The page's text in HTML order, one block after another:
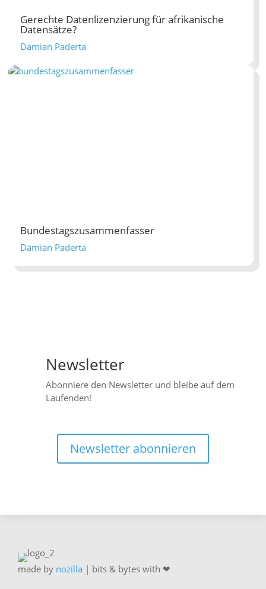
Gerechte Datenlizenzierung für afrikanische
Datensätze?
Damian Paderta
Bundestagszusammenfasser
Damian Paderta
Newsletter
Abonniere den Newsletter und bleibe auf dem
Laufenden!
Newsletter abonnieren
made by nozilla | bits & bytes with ❤